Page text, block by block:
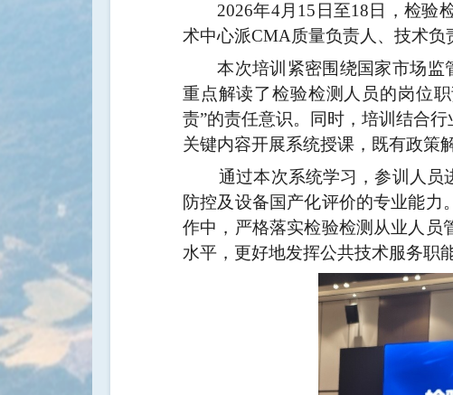
2026年4月 15 日至18 日，检验
术中心派CMA质量负责人、技术
本次培训紧密围绕国家市场监
重点解读了检验检测人员的岗位
责”的责任意识。同时，培训结合
关键内容开展系统授课，既有政策
通过本次系统学习，参训人员进
防控及设备国产化评价的专业能力
作中，严格落实检验检测从业人员
水平，更好地发挥公共技术服务职能